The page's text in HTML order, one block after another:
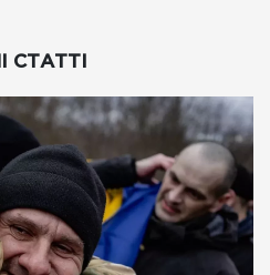
СТАТТІ